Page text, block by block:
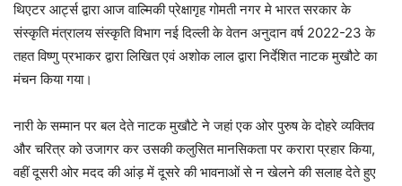
थिएटर आर्ट्स द्वारा आज वाल्मिकी प्रेक्षागृह गोमती नगर मे भारत सरकार के
संस्कृति मंत्रालय संस्कृति विभाग नई दिल्ली के वेतन अनुदान वर्ष 2022-23 के
तहत विष्णु प्रभाकर द्वारा लिखित एवं अशोक लाल द्वारा निर्देशित नाटक मुखौटे का
मंचन किया गया।
नारी के सम्मान पर बल देते नाटक मुखौटे ने जहां एक ओर पुरुष के दोहरे व्यक्तिव
और चरित्र को उजागर कर उसकी कलुसित मानसिकता पर करारा प्रहार किया,
वहीं दूसरी ओर मदद की आंड़ में दूसरे की भावनाओं से न खेलने की सलाह देते हुए